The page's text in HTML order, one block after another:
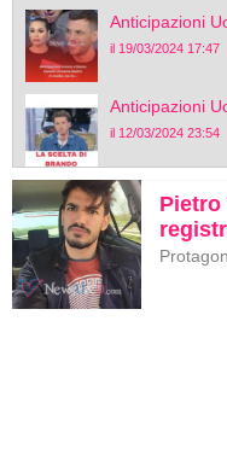
Anticipazioni
il 19/03/2024 17:47
Anticipazioni
il 12/03/2024 23:54
Pietro